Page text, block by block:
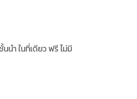
นำ ในที่เดียว ฟรี ไม่มี